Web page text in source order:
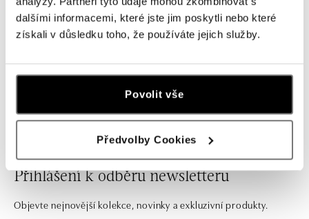
dalšími informacemi, které jste jim poskytli nebo které
získali v důsledku toho, že používáte jejich služby.
Povolit vše
Předvolby Cookies
od 281 746 Kč od 587 289 Kč
Některé chvíle jsou jen jednou za život.
Přihlášení k odběru newsletteru
Objevte nejnovější kolekce, novinky a exkluzivní produkty.